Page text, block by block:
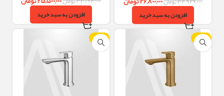
افزودن به سبد خرید افزودن به سبد خرید
-23%
-23%